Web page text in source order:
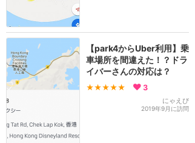
【park4からUber利用】乗
車場所を間違えた！？ドラ
イバーさんの対応は？
★★★★★ 3
にゃえぴ
2019年9月に訪問